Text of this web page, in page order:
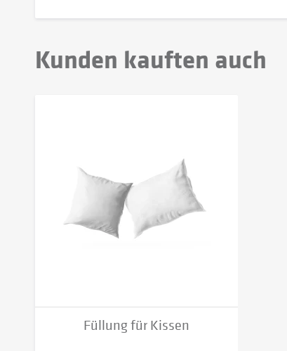
Kunden kauften auch
Füllung für Kissen